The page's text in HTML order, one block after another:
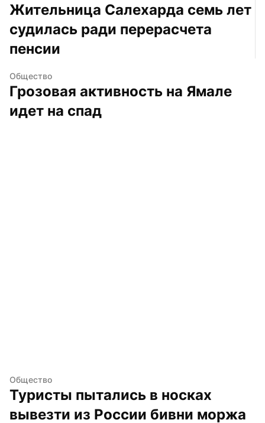
Жительница Салехарда семь лет
судилась ради перерасчета
пенсии
Общество
Грозовая активность на Ямале
идет на спад
Общество
Туристы пытались в носках
вывезти из России бивни моржа